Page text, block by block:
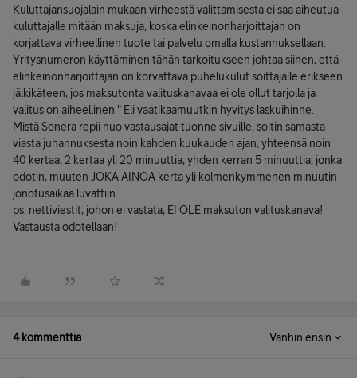
Kuluttajansuojalain mukaan virheestä valittamisesta ei saa aiheutua
kuluttajalle mitään maksuja, koska elinkeinonharjoittajan on
korjattava virheellinen tuote tai palvelu omalla kustannuksellaan.
Yritysnumeron käyttäminen tähän tarkoitukseen johtaa siihen, että
elinkeinonharjoittajan on korvattava puhelukulut soittajalle erikseen
jälkikäteen, jos maksutonta valituskanavaa ei ole ollut tarjolla ja
valitus on aiheellinen." Eli vaatikaamuutkin hyvitys laskuihinne.
Mistä Sonera repii nuo vastausajat tuonne sivuille, soitin samasta
viasta juhannuksesta noin kahden kuukauden ajan, yhteensä noin
40 kertaa, 2 kertaa yli 20 minuuttia, yhden kerran 5 minuuttia, jonka
odotin, muuten JOKA AINOA kerta yli kolmenkymmenen minuutin
jonotusaikaa luvattiin.
ps. nettiviestit, johon ei vastata, EI OLE maksuton valituskanava!
Vastausta odotellaan!
4 kommenttia Vanhin ensin